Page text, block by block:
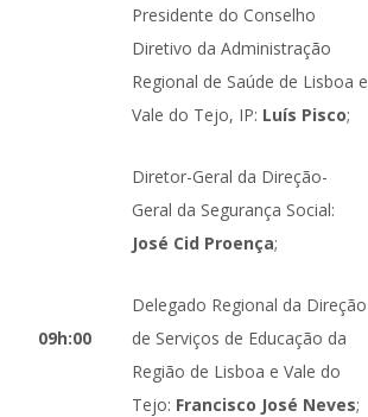
09h:00
Presidente do Conselho
Diretivo da Administração
Regional de Saúde de Lisboa e
Vale do Tejo, IP: Luís Pisco;
Diretor-Geral da Direção-
Geral da Segurança Social:
José Cid Proença;
Delegado Regional da Direção
de Serviços de Educação da
Região de Lisboa e Vale do
Tejo: Francisco José Neves;